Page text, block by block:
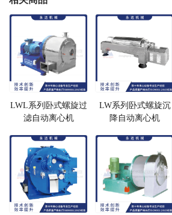
LWL系列卧式螺旋过
滤自动离心机
LW系列卧式螺旋沉
降自动离心机